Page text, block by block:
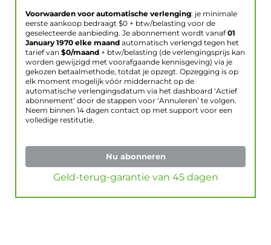
Voorwaarden voor automatische verlenging: je minimale
eerste aankoop bedraagt $0 + btw/belasting voor de
geselecteerde aanbieding. Je abonnement wordt vanaf01
January 1970 elke maand automatisch verlengd tegen het
tarief van $0/maand + btw/belasting (de verlengingsprijs kan
worden gewijzigd met voorafgaande kennisgeving) via je
gekozen betaalmethode, totdat je opzegt. Opzegging is op
elk moment mogelijk vóór middernacht op de
automatische verlengingsdatum via het dashboard ‘Actief
abonnement’ door de stappen voor ‘Annuleren’ te volgen.
Neem binnen 14 dagen contact op met support voor een
volledige restitutie.
Nu abonneren
Geld-terug-garantie van 45 dagen